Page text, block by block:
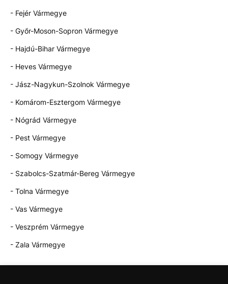
- Fejér Vármegye
- Győr-Moson-Sopron Vármegye
- Hajdú-Bihar Vármegye
- Heves Vármegye
- Jász-Nagykun-Szolnok Vármegye
- Komárom-Esztergom Vármegye
- Nógrád Vármegye
- Pest Vármegye
- Somogy Vármegye
- Szabolcs-Szatmár-Bereg Vármegye
- Tolna Vármegye
- Vas Vármegye
- Veszprém Vármegye
- Zala Vármegye